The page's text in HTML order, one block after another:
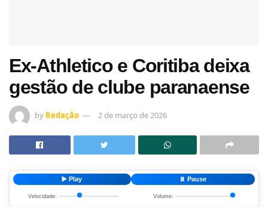
Ex-Athletico e Coritiba deixa
gestão de clube paranaense
by Redação 2 de março de 2026
▶️ Play ⏸️ Pause
Velocidade: Volume: